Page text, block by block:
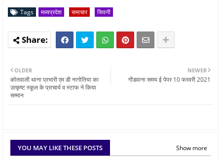
Tags मध्यप्रदेश समाचार सिवनी
NEWER
गोंडवाना समय ई पेपर 10 फरवरी 2021
OLDER
कोतवाली थाना प्रभारी एम डी नागोतिया का
उत्कृष्ट स्कूल के प्राचार्य व स्टाफ ने किया
सम्मान
YOU MAY LIKE THESE POSTS Show more